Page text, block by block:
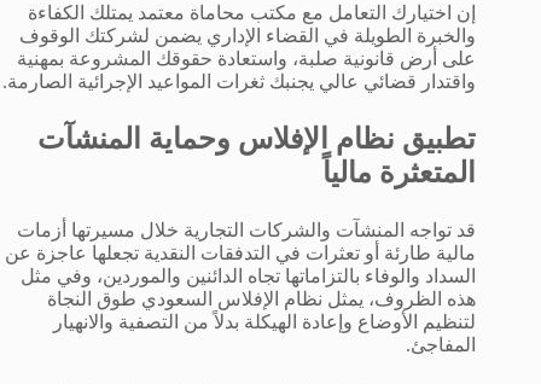
إن اختيارك التعامل مع مكتب محاماة معتمد يمتلك الكفاءة
والخبرة الطويلة في القضاء الإداري يضمن لشركتك الوقوف
على أرض قانونية صلبة، واستعادة حقوقك المشروعة بمهنية
واقتدار قضائي عالي يجنبك ثغرات المواعيد الإجرائية الصارمة.
تطبيق نظام الإفلاس وحماية المنشآت
المتعثرة مالياً
قد تواجه المنشآت والشركات التجارية خلال مسيرتها أزمات
مالية طارئة أو تعثرات في التدفقات النقدية تجعلها عاجزة عن
السداد والوفاء بالتزاماتها تجاه الدائنين والموردين، وفي مثل
هذه الظروف، يمثل نظام الإفلاس السعودي طوق النجاة
لتنظيم الأوضاع وإعادة الهيكلة بدلاً من التصفية والانهيار
المفاجئ.